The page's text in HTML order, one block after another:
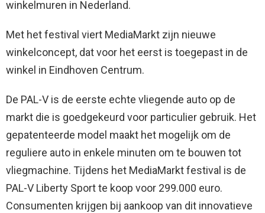
winkelmuren in Nederland.
Met het festival viert MediaMarkt zijn nieuwe
winkelconcept, dat voor het eerst is toegepast in de
winkel in Eindhoven Centrum.
De PAL-V is de eerste echte vliegende auto op de
markt die is goedgekeurd voor particulier gebruik. Het
gepatenteerde model maakt het mogelijk om de
reguliere auto in enkele minuten om te bouwen tot
vliegmachine. Tijdens het MediaMarkt festival is de
PAL-V Liberty Sport te koop voor 299.000 euro.
Consumenten krijgen bij aankoop van dit innovatieve